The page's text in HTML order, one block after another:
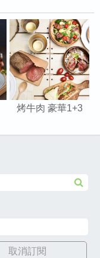
烤牛肉 豪華1+3
取消訂閱